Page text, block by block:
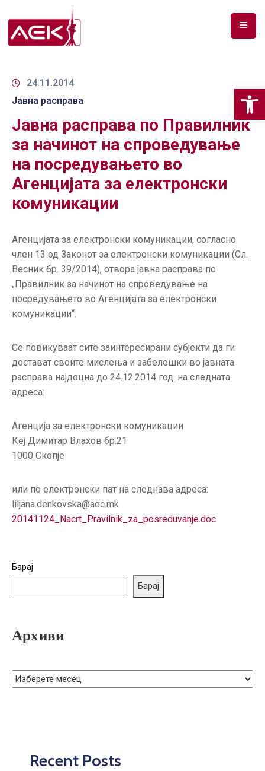
ЗА
ДОКУМЕНТИ
РФ
СПЕКТАР
ТЕЛЕКОМУНИКАЦИИ
ПАЗАР
ГРИЖА
ЗА
КОРИСНИЦИ
24.11.2014
Јавна расправа
Јавна расправа по Правилник
за начинот на спроведување
на посредувањето во
Агенцијата за електронски
комуникации
Агенцијата за електронски комуникации, согласно
член 13 од Законот за електронски комуникации (Сл.
Весник бр. 39/2014), отвора јавна расправа по
„Правилник за начинот на спроведување на
посредувањето во Агенцијата за електронски
комуникации“.
Се повикуваат сите заинтересирани субјекти да ги
достават своите мислења и забелешки во јавната
расправа најдоцна до 24.12.2014 год. на следната
адреса:
Агенција за електронски комуникации
Кеј Димитар Влахов бр.21
1000 Скопје
или по електронски пат на следнава адреса:
liljana.denkovska@aec.mk
20141124_Nacrt_Pravilnik_za_posreduvanje.doc
Барај
Барај
Архиви
Recent Posts